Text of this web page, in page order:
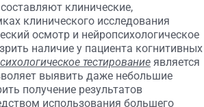
клинические,
клинического исследования
осмотр и нейропсихологическое
наличие у пациента когнитивных
тестирование является
выявить даже небольшие
получение результатов
использования большего